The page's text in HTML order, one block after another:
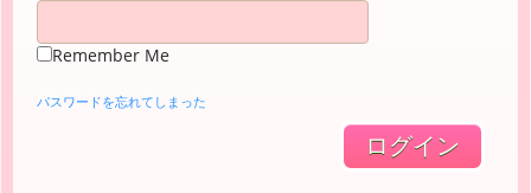
Remember Me
パスワードを忘れてしまった